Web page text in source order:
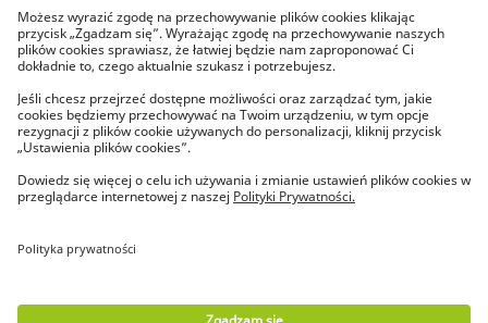
O LYRECO
Poznaj Lyreco
Lyreco News
Kariera w Lyreco